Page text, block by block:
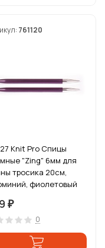
761120
Knit Pro Спицы
"Zing" 6мм для
тросика 20см,
фиолетовый
₽
0